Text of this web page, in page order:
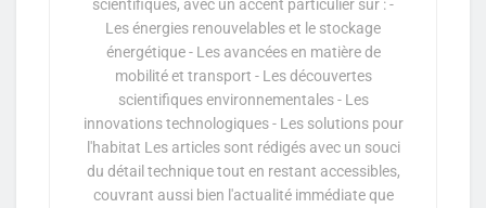
scientifiques, avec un accent particulier sur : -
Les énergies renouvelables et le stockage
énergétique - Les avancées en matière de
mobilité et transport - Les découvertes
scientifiques environnementales - Les
innovations technologiques - Les solutions pour
l'habitat Les articles sont rédigés avec un souci
du détail technique tout en restant accessibles,
couvrant aussi bien l'actualité immédiate que